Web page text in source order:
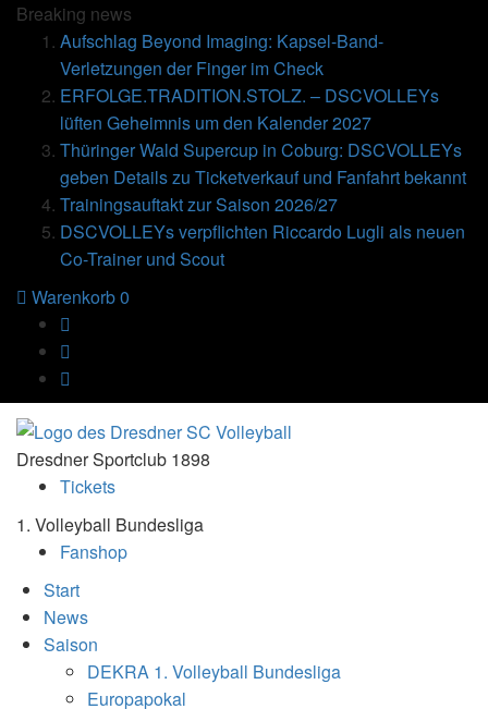
Breaking news
Aufschlag Beyond Imaging: Kapsel-Band-
Verletzungen der Finger im Check
ERFOLGE.TRADITION.STOLZ. – DSCVOLLEYs
lüften Geheimnis um den Kalender 2027
Thüringer Wald Supercup in Coburg: DSCVOLLEYs
geben Details zu Ticketverkauf und Fanfahrt bekannt
Trainingsauftakt zur Saison 2026/27
DSCVOLLEYs verpflichten Riccardo Lugli als neuen
Co-Trainer und Scout
Warenkorb0
Dresdner Sportclub 1898
Tickets
1. Volleyball Bundesliga
Fanshop
Start
News
Saison
DEKRA 1. Volleyball Bundesliga
Europapokal